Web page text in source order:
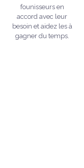
founisseurs en
accord avec leur
besoin et aidez les à
gagner du temps.